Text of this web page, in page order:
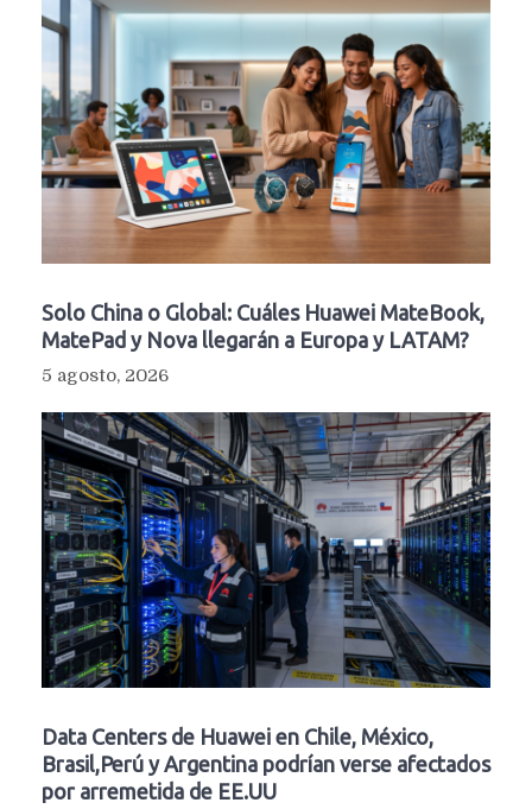
Solo China o Global: Cuáles Huawei MateBook,
MatePad y Nova llegarán a Europa y LATAM?
5 agosto, 2026
Data Centers de Huawei en Chile, México,
Brasil,Perú y Argentina podrían verse afectados
por arremetida de EE.UU